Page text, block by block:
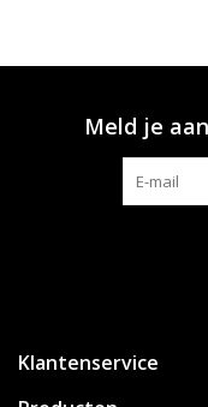
Meld je
Klantenservice